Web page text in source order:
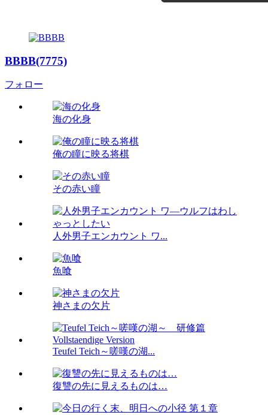
BBBB(7775)
フォロー
海の化身
俺の瞳に映る将棋
その赤い瞳
人外男子エンカウント ワ...
魚喰
神さまの欠片
Teufel Teich～嗟嘆の湖...
復讐の先に見えるものは…